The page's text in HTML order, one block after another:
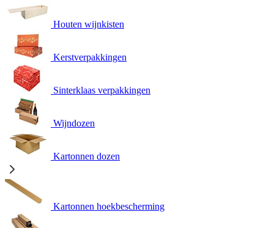
Houten wijnkisten
Kerstverpakkingen
Sinterklaas verpakkingen
Wijndozen
Kartonnen dozen
Kartonnen hoekbescherming